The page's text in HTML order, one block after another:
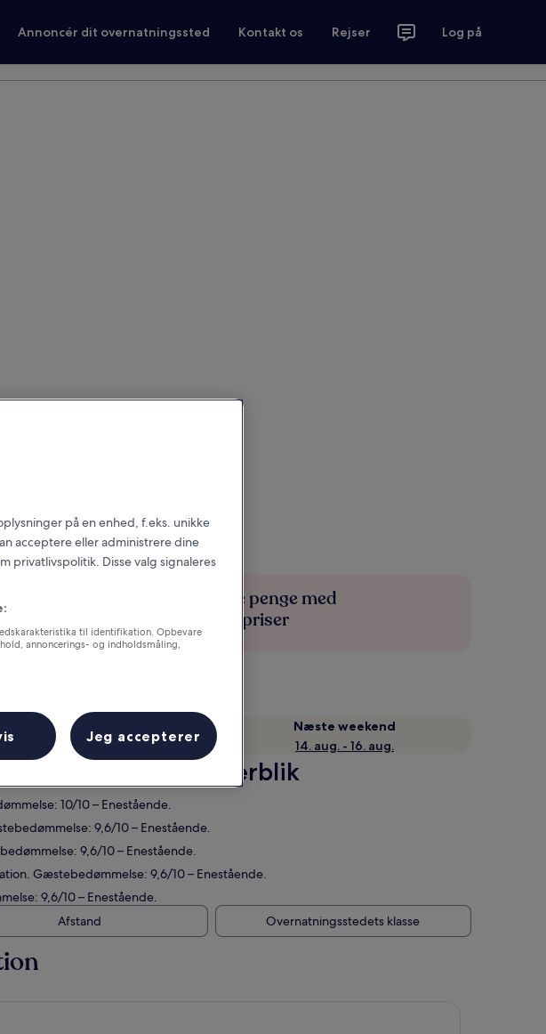
Annoncér dit overnatningssted Kontakt os Rejser Log på
Spar flere penge med
medlemspriser
Denne weekend
7. aug. - 9. aug.
Næste weekend
14. aug. - 16. aug.
– et overblik
10/10 – Enestående.
9,6/10 – Enestående.
9,6/10 – Enestående.
Gæstebedømmelse: 9,6/10 – Enestående.
9,6/10 – Enestående.
Afstand Overnatningsstedets klasse
på en enhed, f.eks. unikke
acceptere eller administrere dine
privatlivspolitik. Disse valg signaleres
til identifikation. Opbevare
annoncerings- og indholdsmåling,
Jeg accepterer